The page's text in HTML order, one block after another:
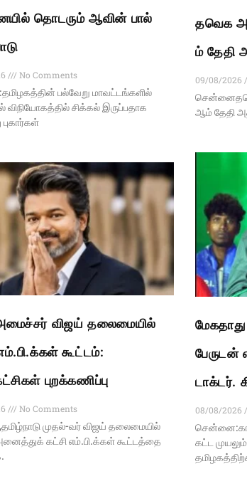
தொடரும் ஆவின் பால்
No Comments
பல்வேறு மாவட்டங்களில்
விநியோகத்தில் சிக்கல் இருப்பதாக
தவெக
ம் தேதி
09/08/2026
ஆம் தேதி
விஜய் தலைமையில்
கூட்டம்:
புறக்கணிப்பு
No Comments
முதல்-வர் விஜய் தலைமையில்
கட்சி எம்.பி.க்கள் கூட்டத்தை
பேருடன்
டாக்டர்.
08/08/2026
கட்ட